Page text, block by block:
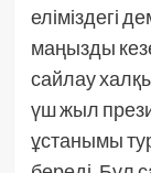
еліміздегі
маңызды
сайлау
үш жыл
ұстанымы